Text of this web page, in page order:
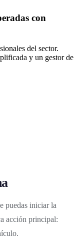
con
del sector.
y un gestor de
puedas iniciar la
acción principal: